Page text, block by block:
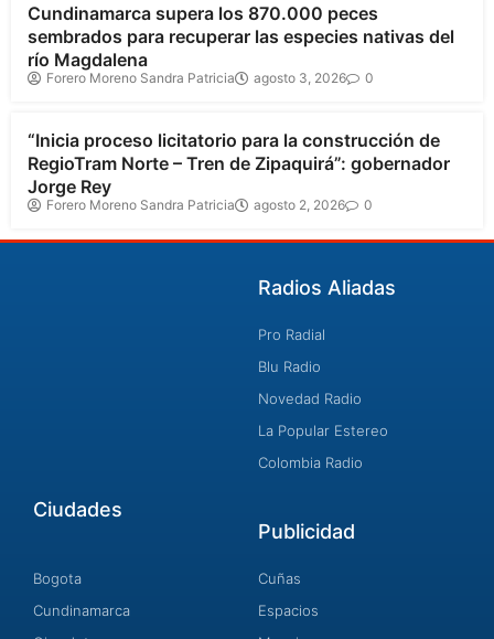
Cundinamarca supera los 870.000 peces
sembrados para recuperar las especies nativas del
río Magdalena
Forero Moreno Sandra Patricia agosto 3, 2026 0
Cundinamarca
“Inicia proceso licitatorio para la construcción de
RegioTram Norte – Tren de Zipaquirá”: gobernador
Jorge Rey
Forero Moreno Sandra Patricia agosto 2, 2026 0
Radios Aliadas
Pro Radial
Blu Radio
Novedad Radio
La Popular Estereo
Colombia Radio
Ciudades
Bogota
Cundinamarca
Publicidad
Cuñas
Espacios